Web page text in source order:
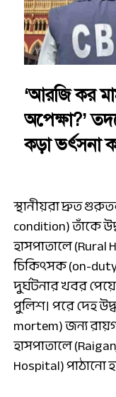
‘আরজি কর
অপেক্ষা?’
কড়া ভর্ৎসনা
স্থানীয়রা দ্রুত
condition) তাঁকে
হাসপাতালে (Rural
চিকিৎসক (on-
দুর্ঘটনার খবর
পুলিশ। পরে দেহ
mortem) জন্য
হাসপাতালে
Hospital) পাঠানো